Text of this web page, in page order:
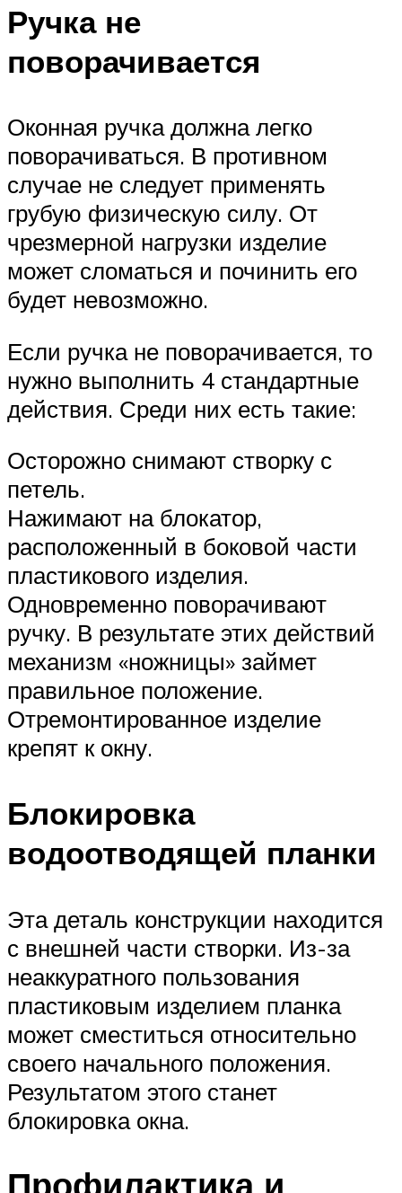
Ручка не
поворачивается
Оконная ручка должна легко
поворачиваться. В противном
случае не следует применять
грубую физическую силу. От
чрезмерной нагрузки изделие
может сломаться и починить его
будет невозможно.
Если ручка не поворачивается, то
нужно выполнить 4 стандартные
действия. Среди них есть такие:
Осторожно снимают створку с
петель.
Нажимают на блокатор,
расположенный в боковой части
пластикового изделия.
Одновременно поворачивают
ручку. В результате этих действий
механизм «ножницы» займет
правильное положение.
Отремонтированное изделие
крепят к окну.
Блокировка
водоотводящей планки
Эта деталь конструкции находится
с внешней части створки. Из-за
неаккуратного пользования
пластиковым изделием планка
может сместиться относительно
своего начального положения.
Результатом этого станет
блокировка окна.